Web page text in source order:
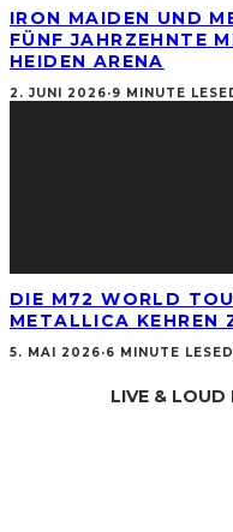
IRON MAIDEN UND
FÜNF JAHRZEHNTE
HEIDEN ARENA
2. JUNI 2026·9 MINUTE
DIE M72 WORLD
METALLICA KEHREN
5. MAI 2026·6 MINUTE
LIVE &